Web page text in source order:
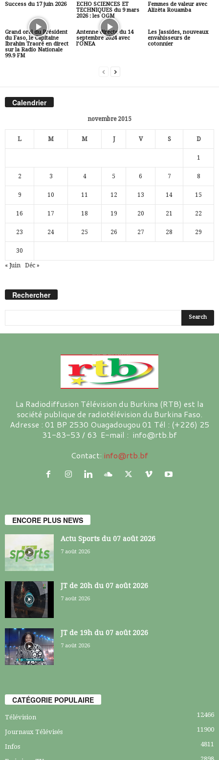
Success du 17 juin 2026
ECHO SCIENCES ET
TECHNIQUES du 9 mars
2026 : les OGM
Femmes de valeur avec
Alizèta Rouamba
Grand oral du Président
du Faso, le Capitaine
Ibrahim Traoré en direct
sur la Radio Nationale
99.9 FM
Antenne directe du 14
septembre 2024 avec
l’ONEA
Les Jassides, nouveaux
envahisseurs de
cotonnier
Calendrier
novembre 2015
L M M J V S D
1
2 3 4 5 6 7 8
9 10 11 12 13 14 15
16 17 18 19 20 21 22
23 24 25 26 27 28 29
30
« Juin Déc »
Rechercher
La Radiodiffusion Télévision du Burkina (RTB) est la
société publique de radiotélévision du Burkina Faso.
Adresse : 01 BP 2530 Ouagadougou 01 Tél : (+226) 25
31-83-53 / 63 E-mail : info@rtb.bf
Contact: info@rtb.bf
ENCORE PLUS NEWS
Actu Sports du 07 août 2026
7 août 2026
JT de 20h du 07 août 2026
7 août 2026
JT de 19h du 07 août 2026
7 août 2026
CATÉGORIE POPULAIRE
Télévision 12466
Journaux Télévisés 11900
Infos 4811